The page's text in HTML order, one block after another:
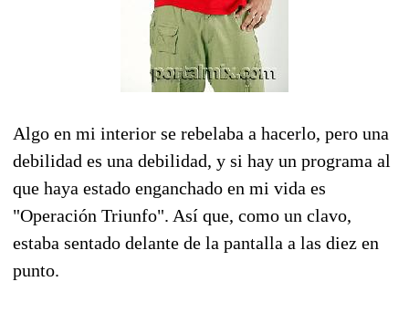
Algo en mi interior se rebelaba a hacerlo, pero una
debilidad es una debilidad, y si hay un programa al
que haya estado enganchado en mi vida es
"Operación Triunfo". Así que, como un clavo,
estaba sentado delante de la pantalla a las diez en
punto.